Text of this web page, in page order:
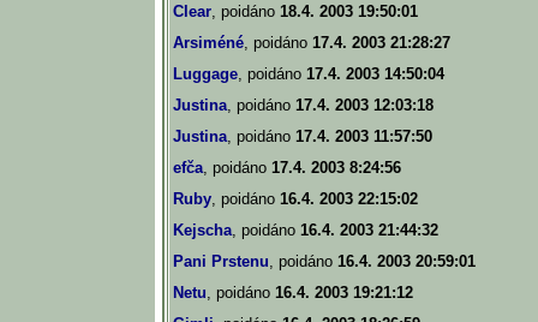
Clear, poidáno 18.4. 2003 19:50:01
Arsiméné, poidáno 17.4. 2003 21:28:27
Luggage, poidáno 17.4. 2003 14:50:04
Justina, poidáno 17.4. 2003 12:03:18
Justina, poidáno 17.4. 2003 11:57:50
efča, poidáno 17.4. 2003 8:24:56
Ruby, poidáno 16.4. 2003 22:15:02
Kejscha, poidáno 16.4. 2003 21:44:32
Pani Prstenu, poidáno 16.4. 2003 20:59:01
Netu, poidáno 16.4. 2003 19:21:12